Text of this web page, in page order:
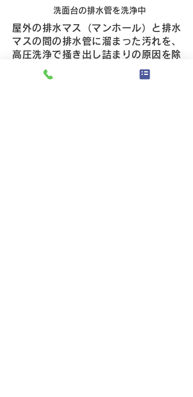
洗面台の排水管を洗浄中
屋外の排水マス（マンホール）と排水
マスの間の排水管に溜まった汚れを、
高圧洗浄で掻き出し詰まりの原因を除
去します。
高圧洗浄を定期的に行うことで常に排